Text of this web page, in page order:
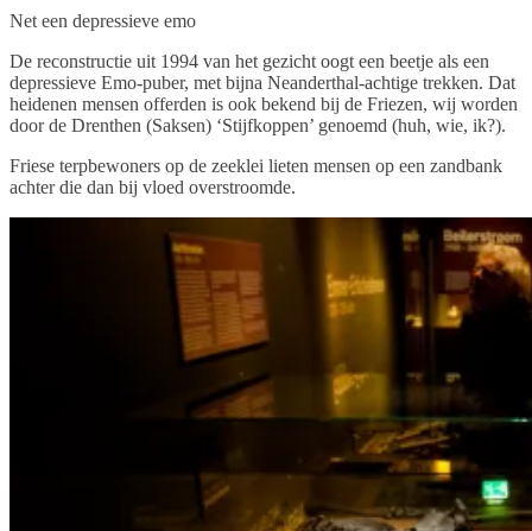
Net een depressieve emo
De reconstructie uit 1994 van het gezicht oogt een beetje als een
depressieve Emo-puber, met bijna Neanderthal-achtige trekken. Dat
heidenen mensen offerden is ook bekend bij de Friezen, wij worden
door de Drenthen (Saksen) ‘Stijfkoppen’ genoemd (huh, wie, ik?).
Friese terpbewoners op de zeeklei lieten mensen op een zandbank
achter die dan bij vloed overstroomde.